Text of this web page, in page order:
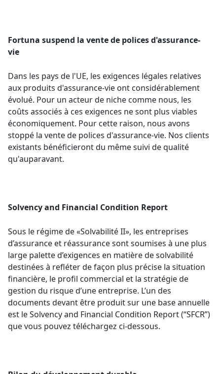
Fortuna suspend la vente de polices d'assurance-
vie
Dans les pays de l'UE, les exigences légales relatives
aux produits d'assurance-vie ont considérablement
évolué. Pour un acteur de niche comme nous, les
coûts associés à ces exigences ne sont plus viables
économiquement. Pour cette raison, nous avons
stoppé la vente de polices d'assurance-vie. Nos clients
existants bénéficieront du même suivi de qualité
qu'auparavant.
Solvency and Financial Condition Report
Sous le régime de «Solvabilité II», les entreprises
d’assurance et réassurance sont soumises à une plus
large palette d’exigences en matière de solvabilité
destinées à refléter de façon plus précise la situation
financière, le profil commercial et la stratégie de
gestion du risque d’une entreprise. L’un des
documents devant être produit sur une base annuelle
est le Solvency and Financial Condition Report (“SFCR”)
que vous pouvez téléchargez ci-dessous.